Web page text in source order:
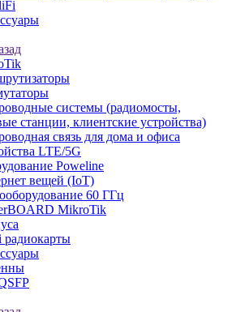
системы (радиомосты,
станции, клиентские устройства)
связь для дома и офиса
LTE/5G
Poweline
вещей (IoT)
60 ГГц
MikroTik
радиокарты